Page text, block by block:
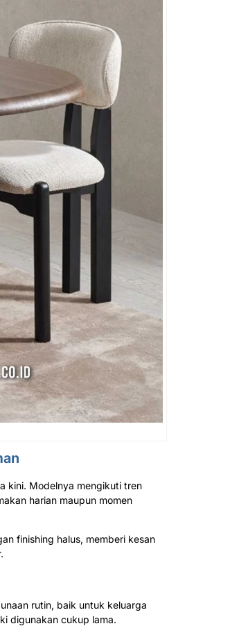
kini. Modelnya mengikuti tren
harian maupun momen
finishing halus, memberi kesan
rutin, baik untuk keluarga
digunakan cukup lama.